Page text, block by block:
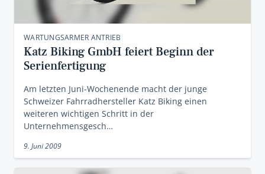
WARTUNGSARMER ANTRIEB
Katz Biking GmbH feiert Beginn der
Serienfertigung
Am letzten Juni-Wochenende macht der junge
Schweizer Fahrradhersteller Katz Biking einen
weiteren wichtigen Schritt in der
Unternehmensgesch…
9. Juni 2009